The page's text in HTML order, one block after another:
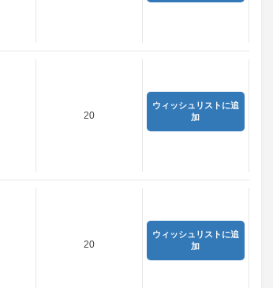
20
ウィッシュリストに追
加
20
ウィッシュリストに追
加